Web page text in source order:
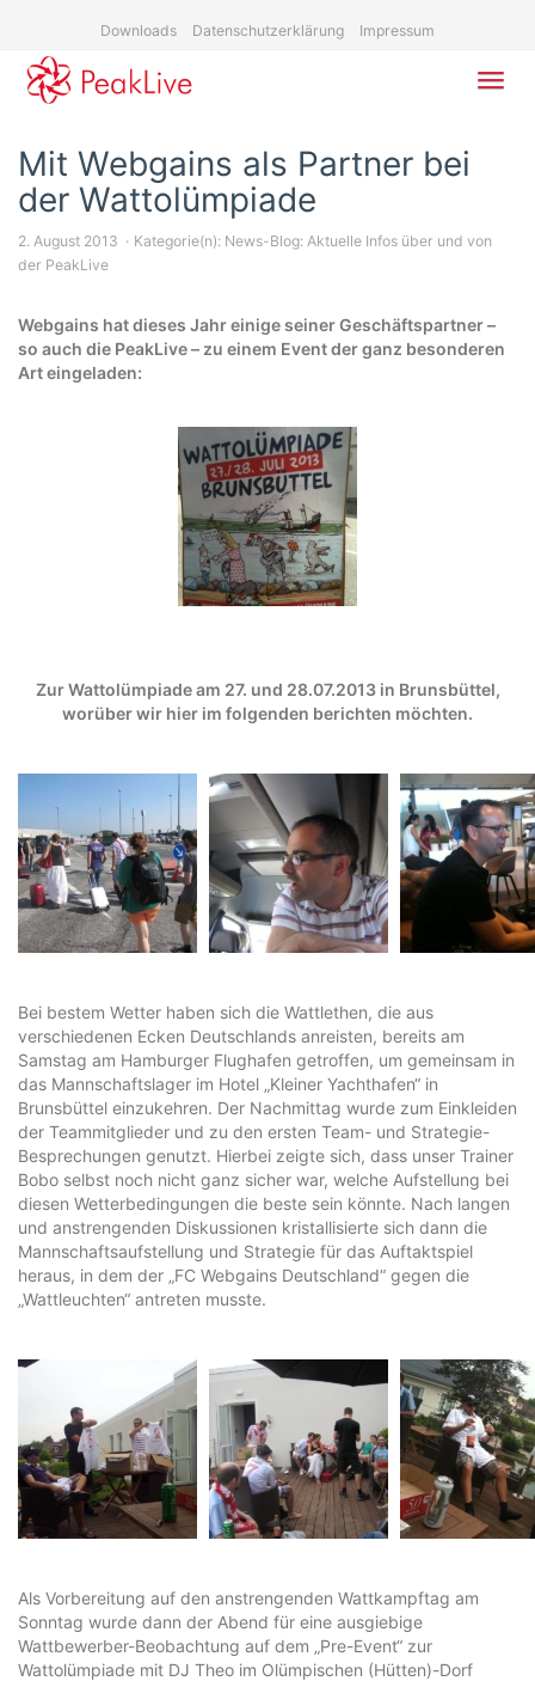
content
Downloads Datenschutzerklärung Impressum
Mit Webgains als Partner bei
der Wattolümpiade
2. August 2013 Kategorie(n): News-Blog: Aktuelle Infos über und von
der PeakLive
Webgains hat dieses Jahr einige seiner Geschäftspartner –
so auch die PeakLive – zu einem Event der ganz besonderen
Art eingeladen:
Zur Wattolümpiade am 27. und 28.07.2013 in Brunsbüttel,
worüber wir hier im folgenden berichten möchten.
Bei bestem Wetter haben sich die Wattlethen, die aus
verschiedenen Ecken Deutschlands anreisten, bereits am
Samstag am Hamburger Flughafen getroffen, um gemeinsam in
das Mannschaftslager im Hotel „Kleiner Yachthafen“ in
Brunsbüttel einzukehren. Der Nachmittag wurde zum Einkleiden
der Teammitglieder und zu den ersten Team- und Strategie-
Besprechungen genutzt. Hierbei zeigte sich, dass unser Trainer
Bobo selbst noch nicht ganz sicher war, welche Aufstellung bei
diesen Wetterbedingungen die beste sein könnte. Nach langen
und anstrengenden Diskussionen kristallisierte sich dann die
Mannschaftsaufstellung und Strategie für das Auftaktspiel
heraus, in dem der „FC Webgains Deutschland“ gegen die
„Wattleuchten“ antreten musste.
Als Vorbereitung auf den anstrengenden Wattkampftag am
Sonntag wurde dann der Abend für eine ausgiebige
Wattbewerber-Beobachtung auf dem „Pre-Event“ zur
Wattolümpiade mit DJ Theo im Olümpischen (Hütten)-Dorf